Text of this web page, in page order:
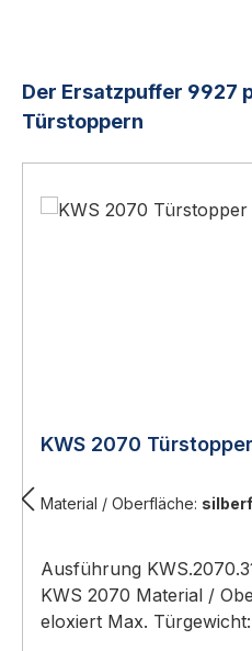
Produktgalerie
Der Ersatzpuffer 9927
Türstoppern
KWS 2070
Material / Oberfläche:
Ausführung
KWS 2070 Material / Oberfläche: silberfarbig
eloxiert Max. Türgewicht: 40 kg Material: